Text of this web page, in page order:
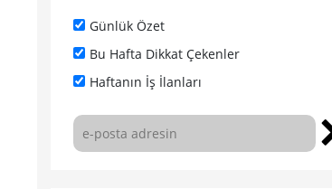
Günlük Özet
Bu Hafta Dikkat Çekenler
Haftanın İş İlanları